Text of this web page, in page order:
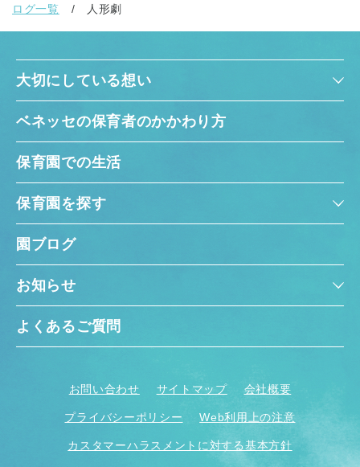
ログ一覧
人形劇
大切にしている想い
ベネッセの保育者のかかわり方
保育園での生活
保育園を探す
園ブログ
お知らせ
よくあるご質問
お問い合わせ サイトマップ 会社概要
プライバシーポリシー Web利用上の注意
カスタマーハラスメントに対する基本方針